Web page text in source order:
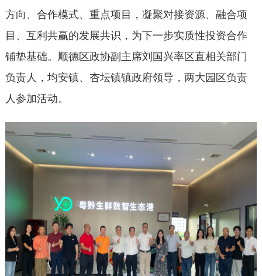
方向、合作模式、重点项目，凝聚对接资源、融合项
目、互利共赢的发展共识，为下一步实质性投资合作
铺垫基础。顺德区政协副主席刘国兴率区直相关部门
负责人，均安镇、杏坛镇镇政府领导，两大园区负责
人参加活动。